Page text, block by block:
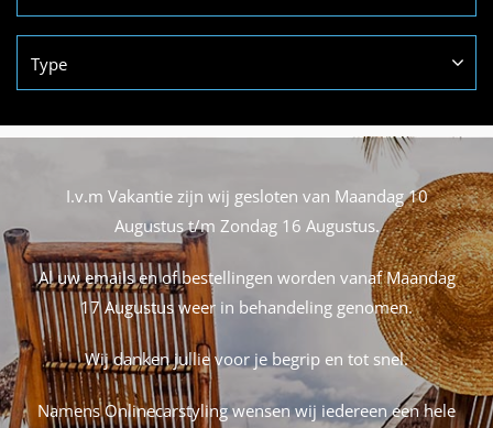
Type
I.v.m Vakantie zijn wij gesloten van Maandag 10
Augustus t/m Zondag 16 Augustus.
Al uw emails en of bestellingen worden vanaf Maandag
17 Augustus weer in behandeling genomen.
Wij danken jullie voor je begrip en tot snel.
NamensOnlinecarstylingwensen wij iedereen een hele